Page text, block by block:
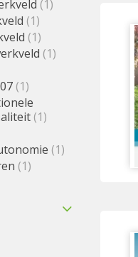
(1)
(1)
(1)
(1)
(1)
(1)
(1)
(1)